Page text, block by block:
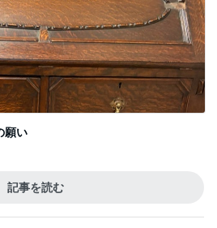
願い
記事を読む